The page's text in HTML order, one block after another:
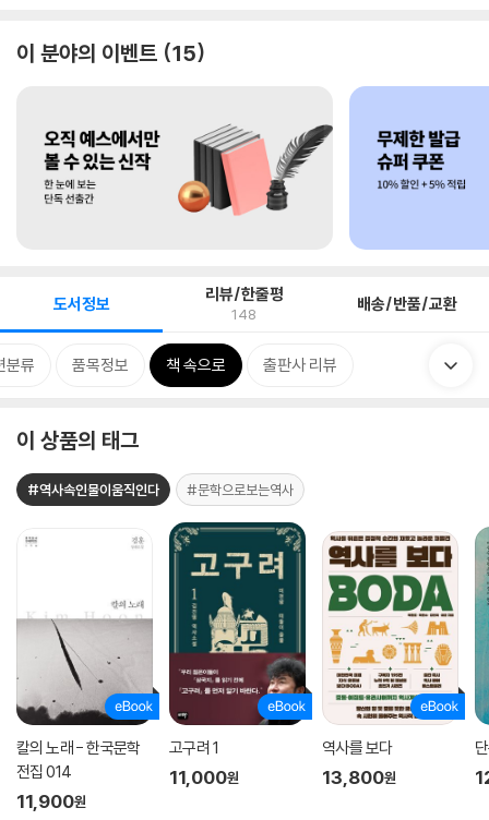
이 분야의 이벤트 15
도서정보 리뷰/한줄평
148 배송/반품/교환
분류 품목정보 책 속으로 출판사 리뷰
이 상품의 태그
#역사속인물이움직인다 #문학으로보는역사
칼의 노래 - 한국문학
전집 014
11,900원
고구려 1
11,000원
역사를 보다
13,800원